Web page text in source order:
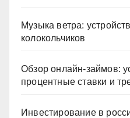
Музыка ветра:
колокольчиков
Обзор онлайн-займов:
процентные ставки и
Инвестирование в